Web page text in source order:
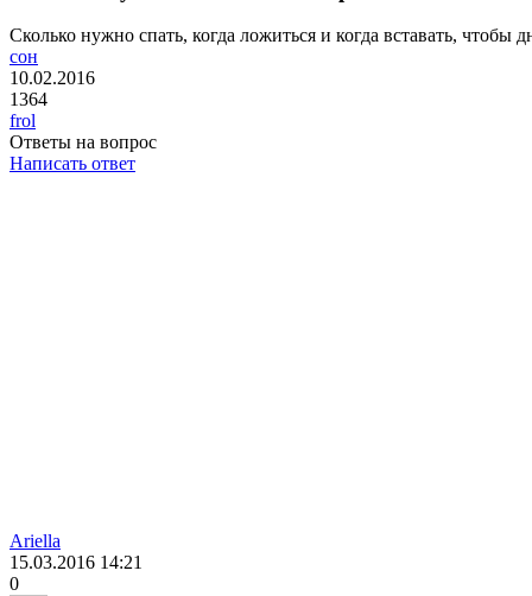
Сколько нужно спать, когда ложиться и когда вставать, чтобы
сон
10.02.2016
1364
frol
Ответы на вопрос
Написать ответ
Ariella
15.03.2016 14:21
0